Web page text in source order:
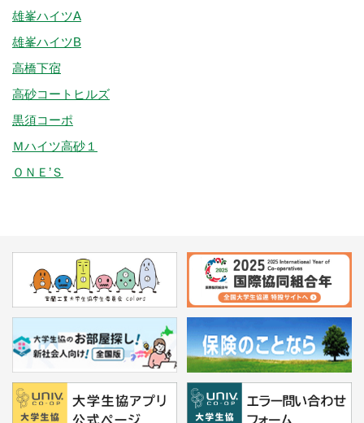
雄峯ハイツA
雄峯ハイツB
高橋下宿
高砂コートヒルズ
黒須コーポ
Ｍハイツ高砂１
ＯＮＥ’Ｓ